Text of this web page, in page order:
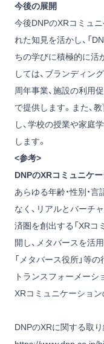
今後の展開
今後DNPのXRコミュ
れた知見を活かし、「
ちの学びに積極的に活
しては、ブランディン
周年事業、施設の利用
で提供します。また、
し、学校の授業や家庭
します。
<参考>
DNPのXRコミュニケ
あらゆる年齢・性別・
なく、リアルとバーチ
済圏を創出する「XRコ
開し、メタバースを活
「メタバース役所」等
トランスフォーメーシ
XRコミュニケーション
DNPのXRに関する取り